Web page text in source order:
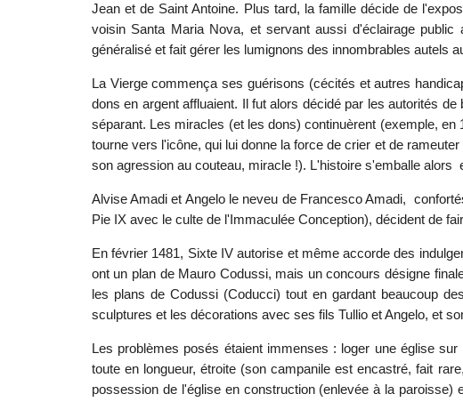
Jean et de Saint Antoine. Plus tard, la famille décide de
voisin Santa Maria Nova, et servant aussi d'éclairage
généralisé et fait gérer les lumignons des innombrables autels
La Vierge commença ses guérisons (cécités et autres
dons en argent affluaient. Il fut alors décidé par les autorités
séparant. Les miracles (et les dons) continuèrent (exemple, en
tourne vers l'icône, qui lui donne la force de crier et de
son agression au couteau, miracle !). L'histoire s'emballe alors
Alvise Amadi et Angelo le neveu de Francesco Amadi,
Pie IX avec le culte de l'Immaculée Conception), décident de
En février 1481, Sixte IV autorise et même accorde des
ont un plan de Mauro Codussi, mais un concours désigne
les plans de Codussi (Coducci) tout en gardant beaucoup
sculptures et les décorations avec ses fils Tullio et Angelo, et
Les problèmes posés étaient immenses : loger une église
toute en longueur, étroite (son campanile est encastré, fait
possession de l'église en construction (enlevée à la